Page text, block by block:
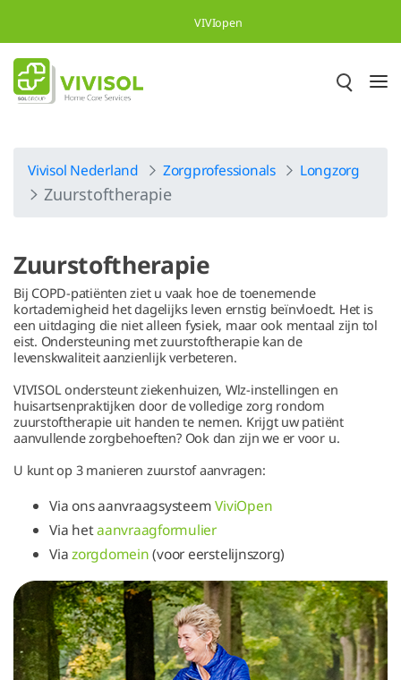
Overslaan en naar hoofdinhoud gaan
VIVIopen
Vivisol Nederland Zorgprofessionals Longzorg
Zuurstoftherapie
Zuurstoftherapie
Bij COPD-patiënten ziet u vaak hoe de toenemende
kortademigheid het dagelijks leven ernstig beïnvloedt. Het is
een uitdaging die niet alleen fysiek, maar ook mentaal zijn tol
eist. Ondersteuning met zuurstoftherapie kan de
levenskwaliteit aanzienlijk verbeteren.
VIVISOL ondersteunt ziekenhuizen, Wlz-instellingen en
huisartsenpraktijken door de volledige zorg rondom
zuurstoftherapie uit handen te nemen. Krijgt uw patiënt
aanvullende zorgbehoeften? Ook dan zijn we er voor u.
U kunt op 3 manieren zuurstof aanvragen:
Via ons aanvraagsysteemViviOpen
Via hetaanvraagformulier
Viazorgdomein(voor eerstelijnszorg)